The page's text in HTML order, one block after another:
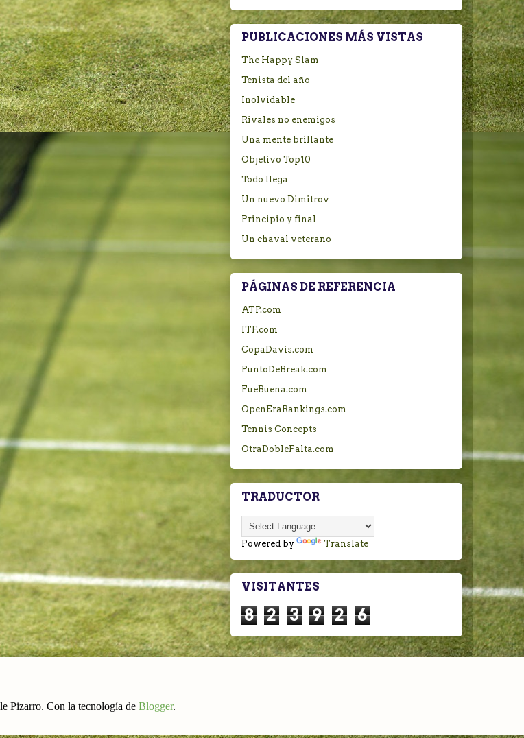
PUBLICACIONES MÁS VISTAS
The Happy Slam
Tenista del año
Inolvidable
Rivales no enemigos
Una mente brillante
Objetivo Top10
Todo llega
Un nuevo Dimitrov
Principio y final
Un chaval veterano
PÁGINAS DE REFERENCIA
ATP.com
ITF.com
CopaDavis.com
PuntoDeBreak.com
FueBuena.com
OpenEraRankings.com
Tennis Concepts
OtraDobleFalta.com
TRADUCTOR
Powered by Translate
VISITANTES
8 2 3 9 2 6
Pizarro. Con la tecnología de Blogger.